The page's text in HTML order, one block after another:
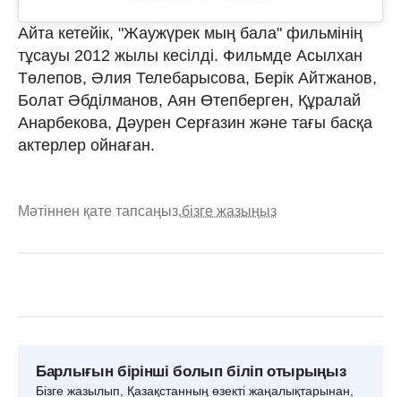
Айта кетейік, "Жаужүрек мың бала" фильмінің
тұсауы 2012 жылы кесілді. Фильмде Асылхан
Төлепов, Әлия Телебарысова, Берік Айтжанов,
Болат Әбділманов, Аян Өтепберген, Құралай
Анарбекова, Дәурен Серғазин және тағы басқа
актерлер ойнаған.
Мәтіннен қате тапсаңыз,бізге жазыңыз
Барлығын бірінші болып біліп отырыңыз
Бізге жазылып, Қазақстанның өзекті жаңалықтарынан,